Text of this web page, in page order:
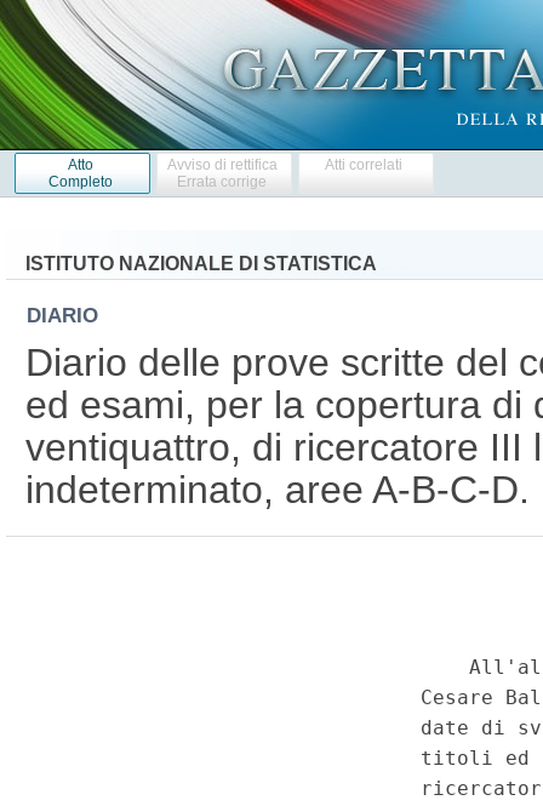
Atto
Completo
Avviso di rettifica
Errata corrige
Atti correlati
ISTITUTO NAZIONALE DI STATISTICA
DIARIO
Diario delle prove scritte del
ed esami, per la copertura di
ventiquattro, di ricercatore III
indeterminato, aree A-B-C-D.